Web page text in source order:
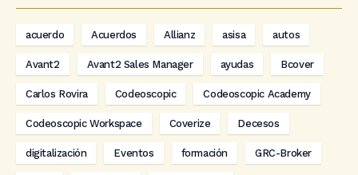
acuerdo Acuerdos Allianz asisa autos
Avant2 Avant2 Sales Manager ayudas Bcover
Carlos Rovira Codeoscopic Codeoscopic Academy
Codeoscopic Workspace Coverize Decesos
digitalización Eventos formación GRC-Broker